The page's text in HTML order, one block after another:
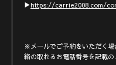
▶︎https://carrie2008.com/
※メールでご予約をいただく
絡の取れるお電話番号を記載の